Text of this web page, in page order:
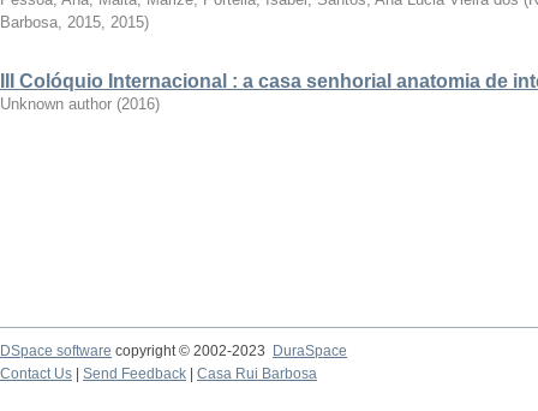
Barbosa, 2015, 2015)
III Colóquio Internacional : a casa senhorial anatomia de
Unknown author (2016)
DSpace software copyright © 2002-2023
DuraSpace
Contact Us
Send Feedback Casa Rui Barbosa